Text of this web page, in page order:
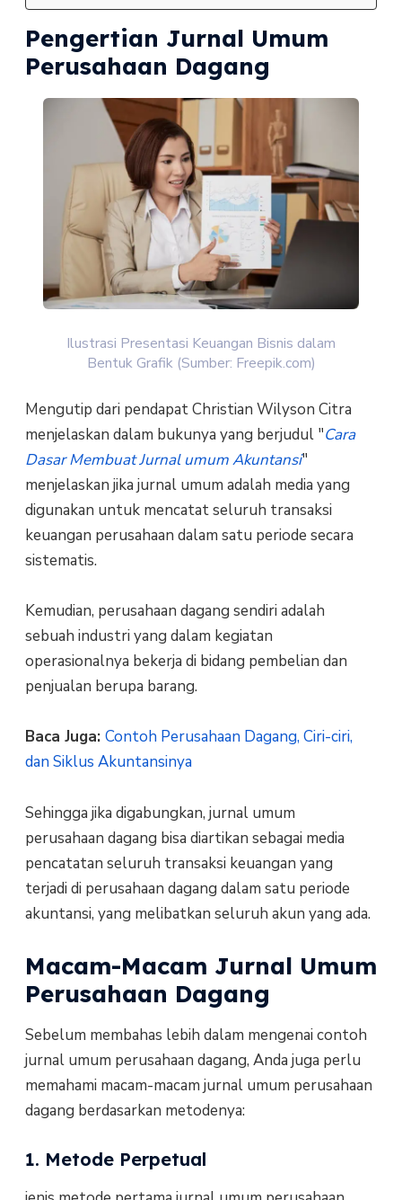
Pengertian Jurnal Umum
Perusahaan Dagang
Ilustrasi Presentasi Keuangan Bisnis dalam
Bentuk Grafik (Sumber: Freepik.com)
Mengutip dari pendapat Christian Wilyson Citra
menjelaskan dalam bukunya yang berjudul "Cara
Dasar Membuat Jurnal umum Akuntansi"
menjelaskan jika jurnal umum adalah media yang
digunakan untuk mencatat seluruh transaksi
keuangan perusahaan dalam satu periode secara
sistematis.
Kemudian, perusahaan dagang sendiri adalah
sebuah industri yang dalam kegiatan
operasionalnya bekerja di bidang pembelian dan
penjualan berupa barang.
Baca Juga: Contoh Perusahaan Dagang, Ciri-ciri,
dan Siklus Akuntansinya
Sehingga jika digabungkan, jurnal umum
perusahaan dagang bisa diartikan sebagai media
pencatatan seluruh transaksi keuangan yang
terjadi di perusahaan dagang dalam satu periode
akuntansi, yang melibatkan seluruh akun yang ada.
Macam-Macam Jurnal Umum
Perusahaan Dagang
Sebelum membahas lebih dalam mengenai contoh
jurnal umum perusahaan dagang, Anda juga perlu
memahami macam-macam jurnal umum perusahaan
dagang berdasarkan metodenya:
1. Metode Perpetual